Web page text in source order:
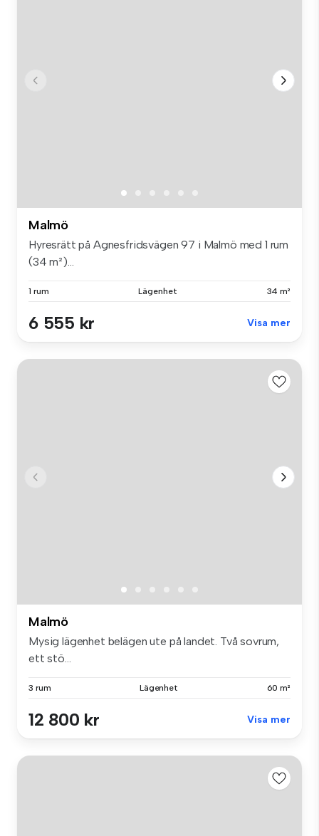
Malmö
Hyresrätt på Agnesfridsvägen 97 i Malmö med 1 rum
(34 m²)...
1 rum Lägenhet 34 m²
6 555 kr Visa mer
Malmö
Mysig lägenhet belägen ute på landet. Två sovrum,
ett stö...
3 rum Lägenhet 60 m²
12 800 kr Visa mer